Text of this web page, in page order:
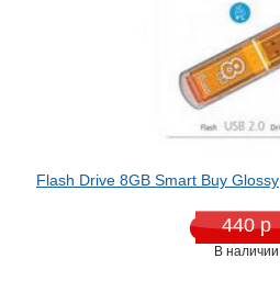
Flash Drive 8GB Smart Buy Glossy
440 р
В наличии